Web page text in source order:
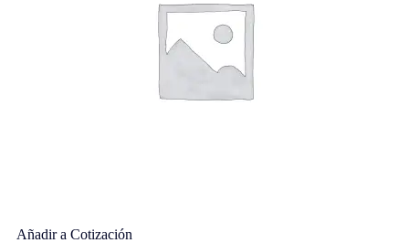
Añadir a Cotización